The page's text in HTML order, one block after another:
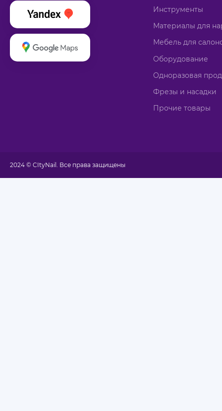
Инструменты
Материалы для
Мебель для
Оборудование
Одноразовая
Фрезы и насадки
Прочие товары
2024 © CItyNail. Все права защищены